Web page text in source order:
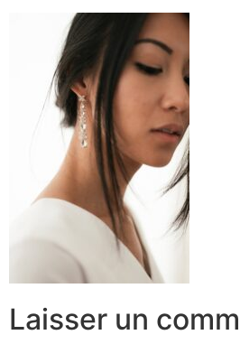
Laisser un